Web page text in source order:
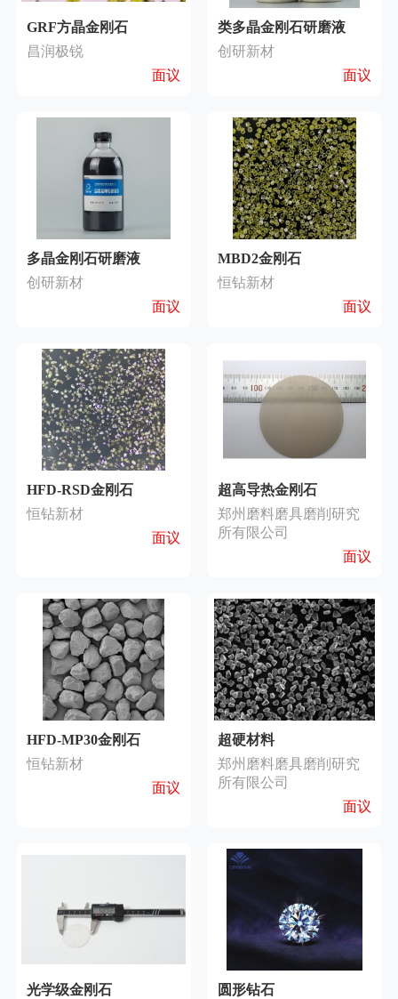
GRF方晶金刚石
昌润极锐
面议
类多晶金刚石研磨液
创研新材
面议
多晶金刚石研磨液
创研新材
面议
MBD2金刚石
恒钻新材
面议
HFD-RSD金刚石
恒钻新材
面议
超高导热金刚石
郑州磨料磨具磨削研究
所有限公司
面议
HFD-MP30金刚石
恒钻新材
面议
超硬材料
郑州磨料磨具磨削研究
所有限公司
面议
光学级金刚石
圆形钻石